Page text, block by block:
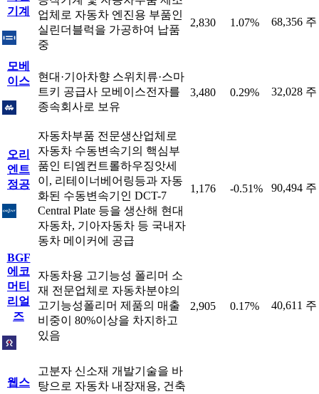
기계
업체로 자동차 엔진용 부품인
실린더블럭을 가공하여 납품
중
2,830 1.07% 68,356 주
모베
이스
현대·기아차향 스위치류·스마
트키 공급사 모베이스전자를
종속회사로 보유
3,480 0.29% 32,028 주
오리
엔트
정공
자동차부품 전문생산업체로
자동차 수동변속기의 핵심부
품인 티엠컨트롤하우징앗세
이, 리테이너베어링등과 자동
화된 수동변속기인 DCT-7
Central Plate 등을 생산해 현대
자동차, 기아자동차 등 국내자
동차 메이커에 공급
1,176 -0.51% 90,494 주
BGF
에코
머티
리얼
즈
자동차용 고기능성 폴리머 소
재 전문업체로 자동차분야의
고기능성폴리머 제품의 매출
비중이 80%이상을 차지하고
있음
2,905 0.17% 40,611 주
웹스
고분자 신소재 개발기술을 바
탕으로 자동차 내장재용, 건축